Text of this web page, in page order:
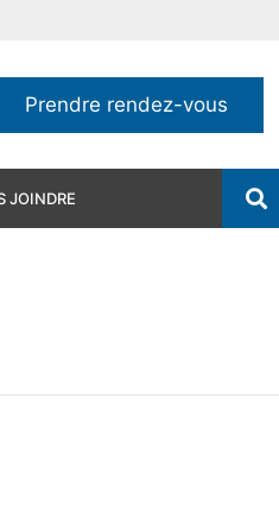
Prendre rendez-vous
JOINDRE